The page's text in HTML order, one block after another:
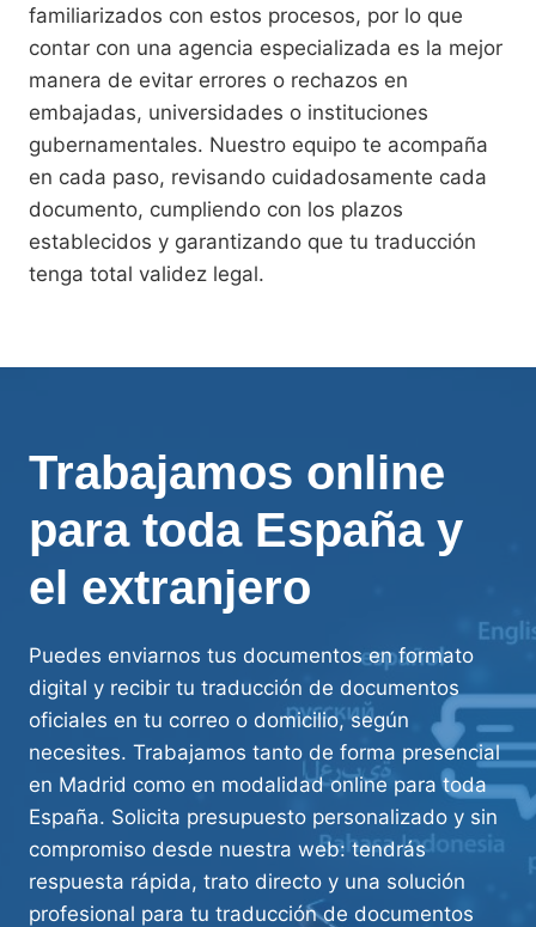
familiarizados con estos procesos, por lo que
contar con una agencia especializada es la mejor
manera de evitar errores o rechazos en
embajadas, universidades o instituciones
gubernamentales. Nuestro equipo te acompaña
en cada paso, revisando cuidadosamente cada
documento, cumpliendo con los plazos
establecidos y garantizando que tu traducción
tenga total validez legal.
Trabajamos online
para toda España y
el extranjero
Puedes enviarnos tus documentos en formato
digital y recibir tu traducción de documentos
oficiales en tu correo o domicilio, según
necesites. Trabajamos tanto de forma presencial
en Madrid como en modalidad online para toda
España. Solicita presupuesto personalizado y sin
compromiso desde nuestra web: tendrás
respuesta rápida, trato directo y una solución
profesional para tu traducción de documentos